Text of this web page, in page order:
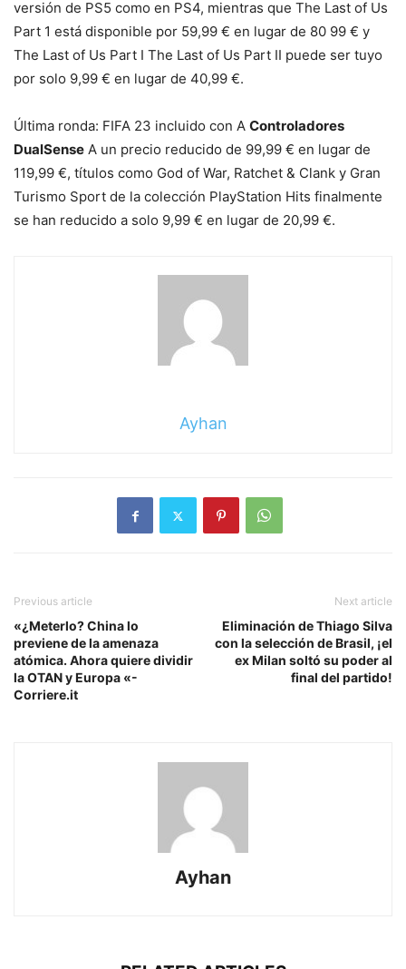
versión de PS5 como en PS4, mientras que The Last of Us
Part 1 está disponible por 59,99 € en lugar de 80 99 € y
The Last of Us Part I The Last of Us Part II puede ser tuyo
por solo 9,99 € en lugar de 40,99 €.
Última ronda: FIFA 23 incluido con A Controladores
DualSense A un precio reducido de 99,99 € en lugar de
119,99 €, títulos como God of War, Ratchet & Clank y Gran
Turismo Sport de la colección PlayStation Hits finalmente
se han reducido a solo 9,99 € en lugar de 20,99 €.
Ayhan
Previous article
«¿Meterlo? China lo
previene de la amenaza
atómica. Ahora quiere dividir
la OTAN y Europa «-
Corriere.it
Next article
Eliminación de Thiago Silva
con la selección de Brasil, ¡el
ex Milan soltó su poder al
final del partido!
Ayhan